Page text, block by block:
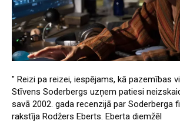
" Reizi pa reizei, iespējams, kā pazemības
Stīvens Soderbergs uzņem patiesi
savā 2002. gada recenzijā par Soderberga
rakstīja Rodžers Eberts. Eberta diemžēl